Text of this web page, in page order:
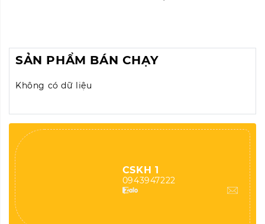
SẢN PHẨM BÁN CHẠY
Không có dữ liệu
CSKH 1
0943947222